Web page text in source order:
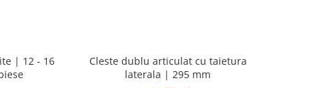
| 12 - 16
Cleste dublu articulat cu taietura
laterala | 295 mm